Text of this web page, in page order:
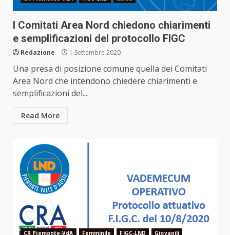
I Comitati Area Nord chiedono chiarimenti
e semplificazioni del protocollo FIGC
Redazione 1 Settembre 2020
Una presa di posizione comune quella dei Comitati
Area Nord che intendono chiedere chiarimenti e
semplificazioni del...
Read More
CR Piemonte-VdA Femminile FIGC-LND
Giovanili